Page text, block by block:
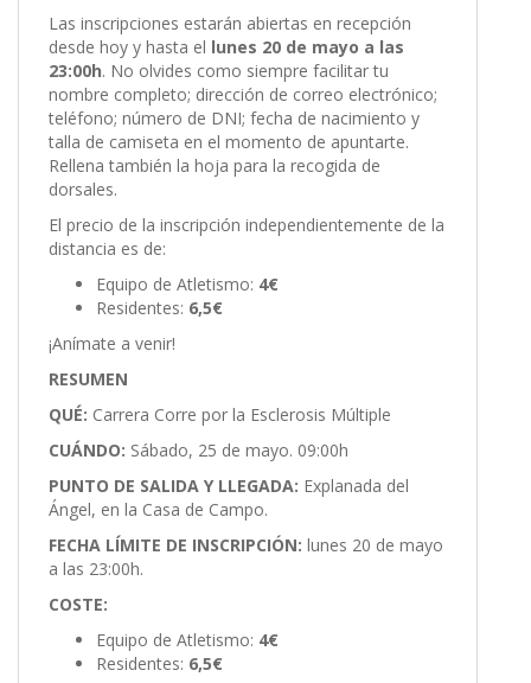
Las inscripciones estarán abiertas en recepción
desde hoy y hasta el lunes 20 de mayo a las
23:00h. No olvides como siempre facilitar tu
nombre completo; dirección de correo electrónico;
teléfono; número de DNI; fecha de nacimiento y
talla de camiseta en el momento de apuntarte.
Rellena también la hoja para la recogida de
dorsales.
El precio de la inscripción independientemente de la
distancia es de:
Equipo de Atletismo: 4€
Residentes: 6,5€
¡Anímate a venir!
RESUMEN
QUÉ: Carrera Corre por la Esclerosis Múltiple
CUÁNDO: Sábado, 25 de mayo. 09:00h
PUNTO DE SALIDA Y LLEGADA: Explanada del
Ángel, en la Casa de Campo.
FECHA LÍMITE DE INSCRIPCIÓN: lunes 20 de mayo
a las 23:00h.
COSTE:
Equipo de Atletismo: 4€
Residentes: 6,5€